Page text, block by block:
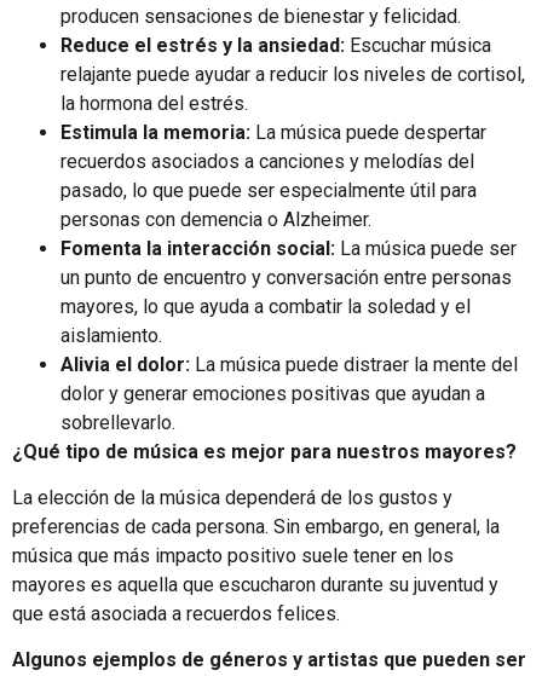
producen sensaciones de bienestar y felicidad.
Reduce el estrés y la ansiedad: Escuchar música
relajante puede ayudar a reducir los niveles de cortisol,
la hormona del estrés.
Estimula la memoria: La música puede despertar
recuerdos asociados a canciones y melodías del
pasado, lo que puede ser especialmente útil para
personas con demencia o Alzheimer.
Fomenta la interacción social: La música puede ser
un punto de encuentro y conversación entre personas
mayores, lo que ayuda a combatir la soledad y el
aislamiento.
Alivia el dolor: La música puede distraer la mente del
dolor y generar emociones positivas que ayudan a
sobrellevarlo.
¿Qué tipo de música es mejor para nuestros mayores?
La elección de la música dependerá de los gustos y
preferencias de cada persona. Sin embargo, en general, la
música que más impacto positivo suele tener en los
mayores es aquella que escucharon durante su juventud y
que está asociada a recuerdos felices.
Algunos ejemplos de géneros y artistas que pueden ser